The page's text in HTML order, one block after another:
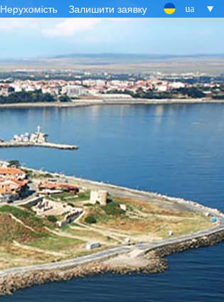
Нерухомість Залишити заявку ua